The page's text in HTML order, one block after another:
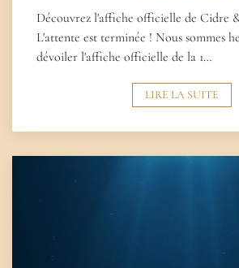
Découvrez l'affiche officielle de Cidre
L'attente est terminée ! Nous sommes
dévoiler l'affiche officielle de la 1…
LIRE LA SUITE